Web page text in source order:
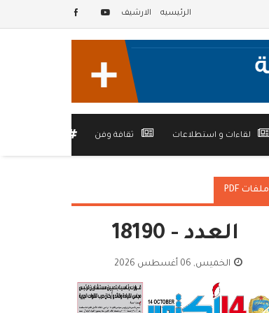
الرئيسيه الارشيف
لقاءات و استطلاعات ثقافة وفن
ملفات PDF
العدد - 18190
الخميس, 06 أغسطس 2026